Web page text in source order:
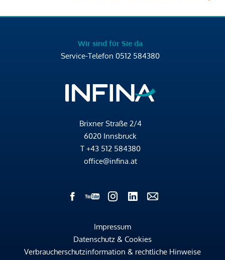
Wir sind für Sie da
Service-Telefon 0512 584380
Brixner Straße 2/4
6020 Innsbruck
T +43 512 584380
office@infina.at
Impressum
Datenschutz & Cookies
Verbraucherschutzinformation & rechtliche Hinweise